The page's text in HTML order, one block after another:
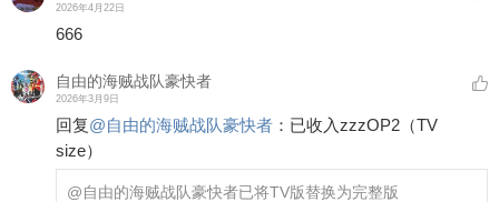
2026年4月22日
666
自由的海贼战队豪快者
2026年3月9日
回复@自由的海贼战队豪快者 ： 已收入zzzOP2（TV
size）
@自由的海贼战队豪快者已将TV版替换为完整版